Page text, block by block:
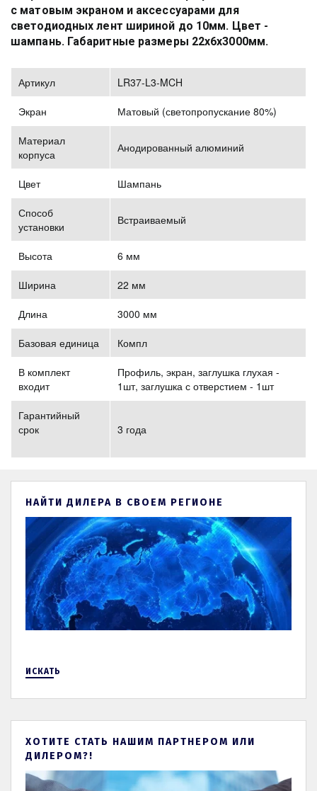
с матовым экраном и аксессуарами для
светодиодных лент шириной до 10мм. Цвет -
шампань. Габаритные размеры 22х6х3000мм.
Артикул LR37-L3-MCH
Экран Матовый (светопропускание 80%)
Материал
корпуса
Анодированный алюминий
Цвет Шампань
Способ
установки
Встраиваемый
Высота 6 мм
Ширина 22 мм
Длина 3000 мм
Базовая единица Компл
В комплект
входит
Профиль, экран, заглушка глухая -
1шт, заглушка с отверстием - 1шт
Гарантийный
срок
3 года
НАЙТИ ДИЛЕРА В СВОЕМ РЕГИОНЕ
ИСКАТЬ
ХОТИТЕ СТАТЬ НАШИМ ПАРТНЕРОМ ИЛИ
ДИЛЕРОМ?!